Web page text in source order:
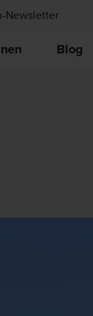
Newsletter
Blog